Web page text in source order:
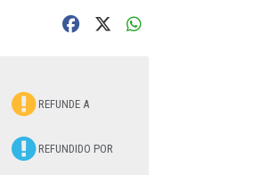
REFUNDE A
REFUNDIDO POR